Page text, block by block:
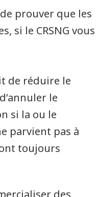
prouver que les
si le CRSNG vous
de réduire le
le
si la ou le
parvient pas à
toujours
des